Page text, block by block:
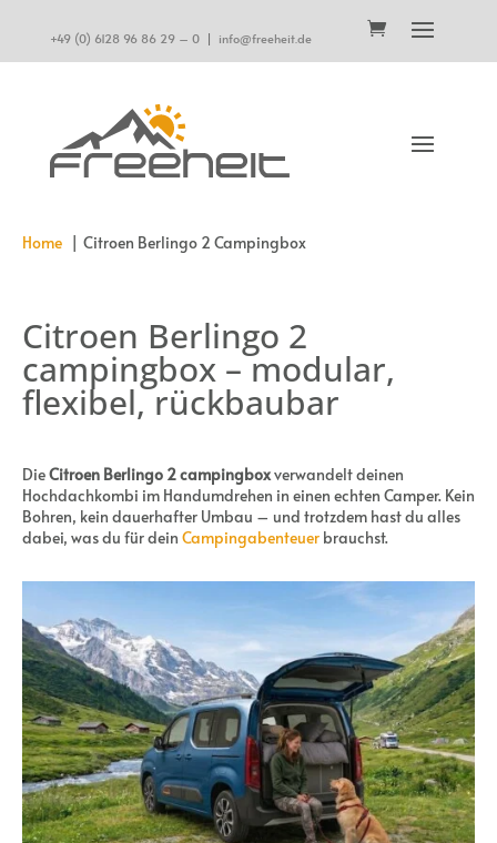
+49 (0) 6128 96 86 29 – 0 | info@freeheit.de
Home Citroen Berlingo 2 Campingbox
Citroen Berlingo 2
campingbox – modular,
flexibel, rückbaubar
DieCitroen Berlingo 2 campingboxverwandelt deinen
Hochdachkombi im Handumdrehen in einen echten Camper. Kein
Bohren, kein dauerhafter Umbau – und trotzdem hast du alles
dabei, was du für dein Campingabenteuer brauchst.